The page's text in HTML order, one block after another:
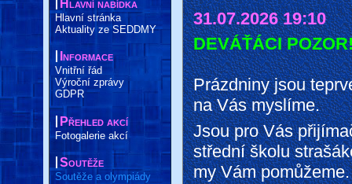
Hlavní nabídka
Hlavní stránka
Aktuality ze SEDDMY
Informace
Vnitřní řád
Výroční zprávy
GDPR
Přehled akcí
Fotogalerie akcí
Soutěže
Soutěže a olympiády
31.07.2026 19:10
DEVÁŤÁCI
Prázdniny jsou
na Vás myslíme.
Jsou pro Vás
střední školu
my Vám pomůžeme.